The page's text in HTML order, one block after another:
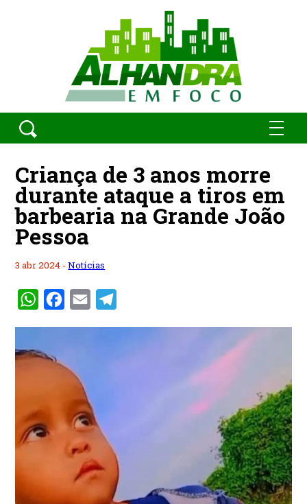
Criança de 3 anos morre
durante ataque a tiros em
barbearia na Grande João
Pessoa
3 abr 2024 -Notícias
WhatsAppFacebook
Email